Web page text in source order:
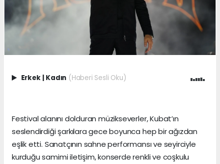
Erkek Kadın (Haberi Sesli Oku)
Festival alanını dolduran müzikseverler, Kubat’ın
seslendirdiği şarkılara gece boyunca hep bir ağızdan
eşlik etti. Sanatçının sahne performansı ve seyirciyle
kurduğu samimi iletişim, konserde renkli ve coşkulu